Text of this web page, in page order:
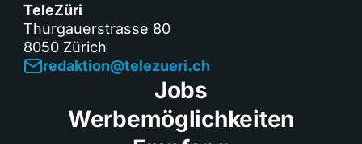
TeleZüri
Thurgauerstrasse 80
8050 Zürich
redaktion@telezueri.ch
Jobs
Werbemöglichkeiten